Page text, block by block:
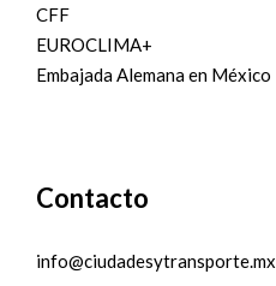
CFF
EUROCLIMA+
Embajada Alemana en México
Contacto
info@ciudadesytransporte.mx